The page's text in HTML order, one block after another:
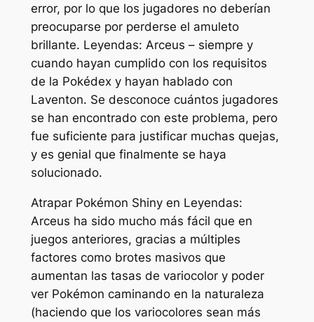
error, por lo que los jugadores no deberían
preocuparse por perderse el amuleto
brillante. Leyendas: Arceus – siempre y
cuando hayan cumplido con los requisitos
de la Pokédex y hayan hablado con
Laventon. Se desconoce cuántos jugadores
se han encontrado con este problema, pero
fue suficiente para justificar muchas quejas,
y es genial que finalmente se haya
solucionado.
Atrapar Pokémon Shiny en Leyendas:
Arceus ha sido mucho más fácil que en
juegos anteriores, gracias a múltiples
factores como brotes masivos que
aumentan las tasas de variocolor y poder
ver Pokémon caminando en la naturaleza
(haciendo que los variocolores sean más